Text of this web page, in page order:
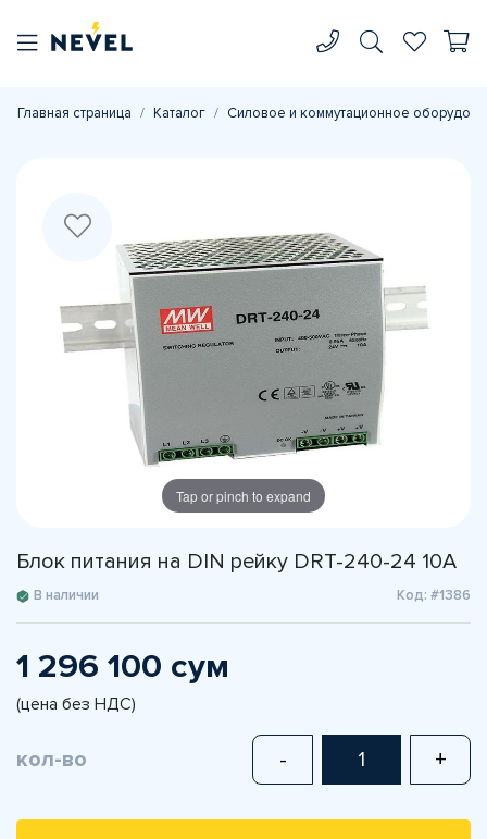
Главная страница Каталог Силовое и коммутационное
Tap or pinch to expand
Блок питания на DIN рейку DRT-240-24 10А
В наличии Код: #1386
1 296 100 сум
(цена без НДС)
кол-во - +